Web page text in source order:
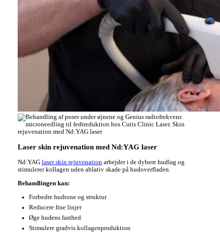
Laser skin rejuvenation med Nd:YAG laser
Nd:YAG laser skin rejuvenationarbejder i de dybere hudlag og
stimulerer kollagen uden ablativ skade på hudoverfladen.
Behandlingen kan:
Forbedre hudtone og struktur
Reducere fine linjer
Øge hudens fasthed
Stimulere gradvis kollagenproduktion